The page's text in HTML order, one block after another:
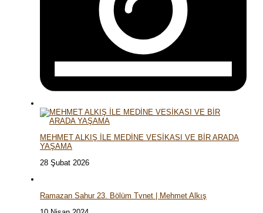
MEHMET ALKIŞ İLE MEDİNE VESİKASI VE BİR ARADA
YAŞAMA
28 Şubat 2026
Ramazan Sahur 23. Bölüm Tvnet | Mehmet Alkış